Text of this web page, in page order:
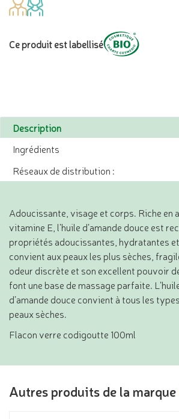
Ce produit est labellisé
Description
Ingrédients
Réseaux de distribution :
Adoucissante, visage et corps. Riche en
vitamine E, l’huile d’amande douce est
propriétés adoucissantes, hydratantes
convient aux peaux les plus sèches,
odeur discrète et son excellent pouvoir
font une base de massage parfaite.
d’amande douce convient à tous les
peaux sèches.
Flacon verre codigoutte 100ml
Autres produits de la marque